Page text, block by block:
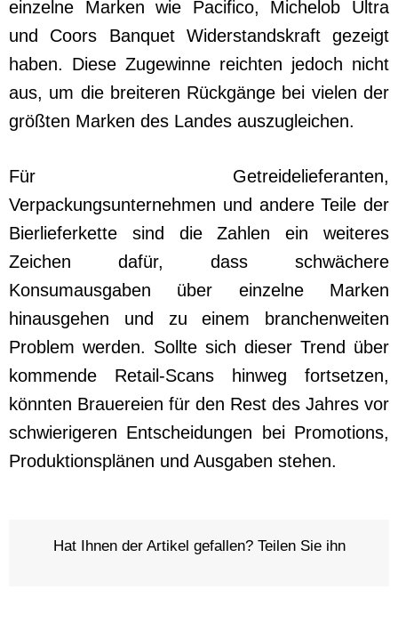
einzelne Marken wie Pacifico, Michelob Ultra
und Coors Banquet Widerstandskraft gezeigt
haben. Diese Zugewinne reichten jedoch nicht
aus, um die breiteren Rückgänge bei vielen der
größten Marken des Landes auszugleichen.
Für Getreidelieferanten,
Verpackungsunternehmen und andere Teile der
Bierlieferkette sind die Zahlen ein weiteres
Zeichen dafür, dass schwächere
Konsumausgaben über einzelne Marken
hinausgehen und zu einem branchenweiten
Problem werden. Sollte sich dieser Trend über
kommende Retail-Scans hinweg fortsetzen,
könnten Brauereien für den Rest des Jahres vor
schwierigeren Entscheidungen bei Promotions,
Produktionsplänen und Ausgaben stehen.
Hat Ihnen der Artikel gefallen? Teilen Sie ihn